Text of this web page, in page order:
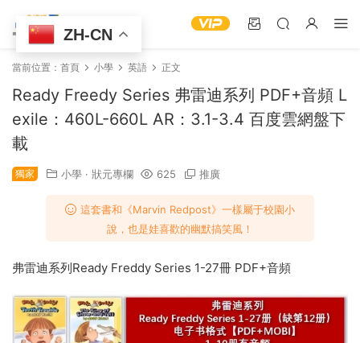
當前位置： 首頁 小學 英語 正文
Ready Freedy Series 弗雷迪系列 PDF+音頻 L
exile：460L-660L AR：3.1-3.4 百度雲網盤下
載
獨家 小學 · 狀元專欄 625 推廣
這套書和《Marvin Redpost》一樣屬于校園小
說，也是娃喜歡的幽默搞笑風！
弗雷迪系列Ready Freddy Series 1-27冊 PDF+音頻
ZH-CN